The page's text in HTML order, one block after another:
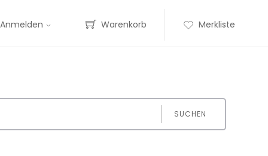
Anmelden Warenkorb Merkliste
SUCHEN